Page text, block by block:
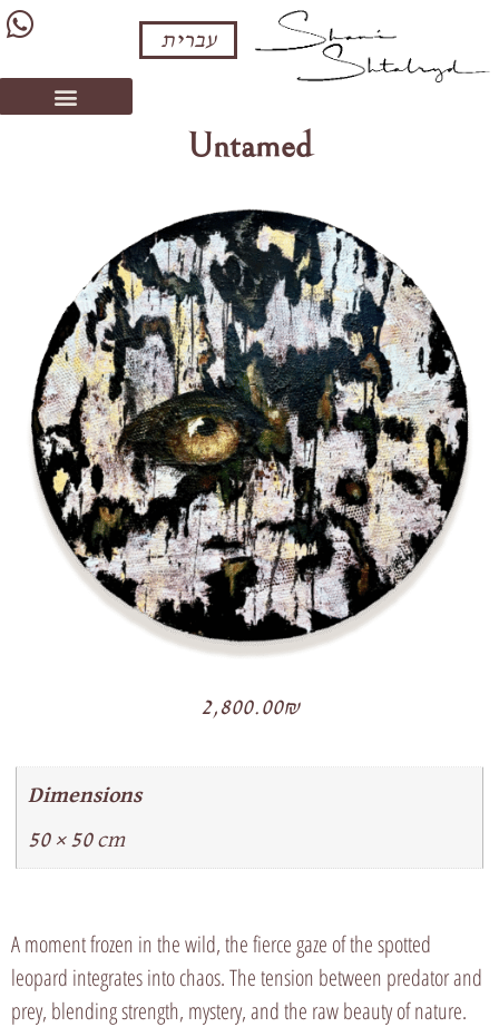
עברית
Untamed
2,800.00₪
Dimensions
50 × 50 cm
A moment frozen in the wild, the fierce gaze of the spotted
leopard integrates into chaos. The tension between predator and
prey, blending strength, mystery, and the raw beauty of nature.